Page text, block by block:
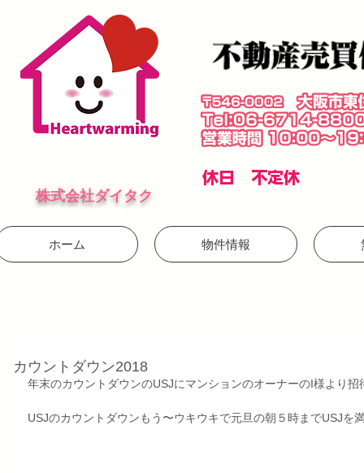
​休日 不定休
株式会社ダイタク
ホーム 物件情報
カウントダウン2018
年末のカウントダウンのUSJにマンションのオーナーのI様より招
USJのカウントダウン️もう〜ウキウキで元旦の朝５時までUSJを